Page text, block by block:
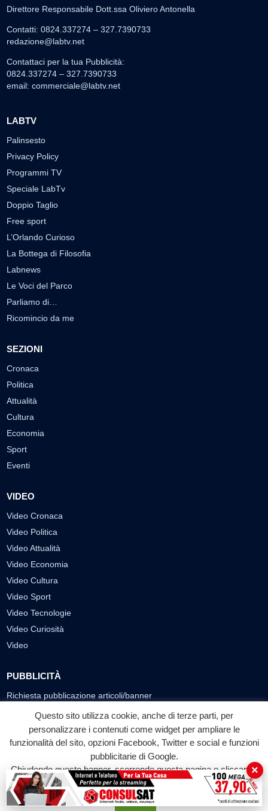
Direttore Responsabile Dott.ssa Oliviero Antonella
Contatti: 0824.337274 – 327.7390733
redazione@labtv.net
Contattaci per la tua Pubblicità:
0824.337274 – 327.7390733
email: commerciale@labtv.net
LABTV
Palinsesto
Privacy Policy
Programmi TV
Speciale LabTv
Doppio Taglio
Free sport
L’Orlando Curioso
La Bottega di Filosofia
Labnews
Le Voci del Parco
Parliamo di…
Ricomincio da me
SEZIONI
Cronaca
Politica
Attualità
Cultura
Economia
Sport
Eventi
VIDEO
Video Cronaca
Video Politica
Video Attualità
Video Economia
Video Cultura
Video Sport
Video Tecnologie
Video Curiosità
Video
PUBBLICITÀ
Richiesta pubblicazione articoli/banner
SEGUICI SUI SOCIAL
f
Facebook
◎ ▶
YouTube
© 2026 LABTV - Tutti i diritti riservati
Questo sito utilizza cookie, anche di terze parti, per
personalizzare i contenuti come widget per ampliare le
funzionalità del sito, opzioni Facebook, Twitter e social e funzioni
pubblicitarie di Google.
Chiudendo questo banner, scorrendo questa pagina o cliccando
su qualunque suo elemento acconsenti all'uso dei cookie.
Accetta
×